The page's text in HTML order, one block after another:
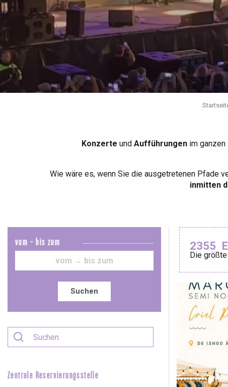
Eu
Criel-sur-Mer
Blangy-
Dieppe
Die gesamte Agenda
Frühling
Wenn es regnet
Unter Freunden
Trendige Orte
Bester Brunch
Restaurants mit
Aufenthalte am Meer
Aufenthalte mit dem
Zug
Fahrradaufenthalte
Konzerte und Aufführungenim ganzen
Wie wäre es, wenn Sie die ausgetretenen Pfade
inmitten
vom - bis zum
Suchen
Zentrale Reservierungsstelle
2355
Die